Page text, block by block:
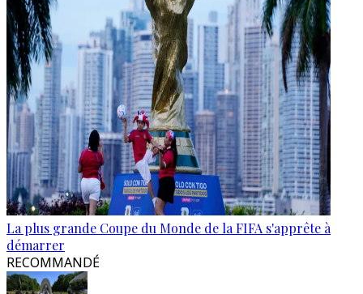
La plus grande Coupe du Monde de la FIFA s'apprête à
démarrer
RECOMMANDÉ